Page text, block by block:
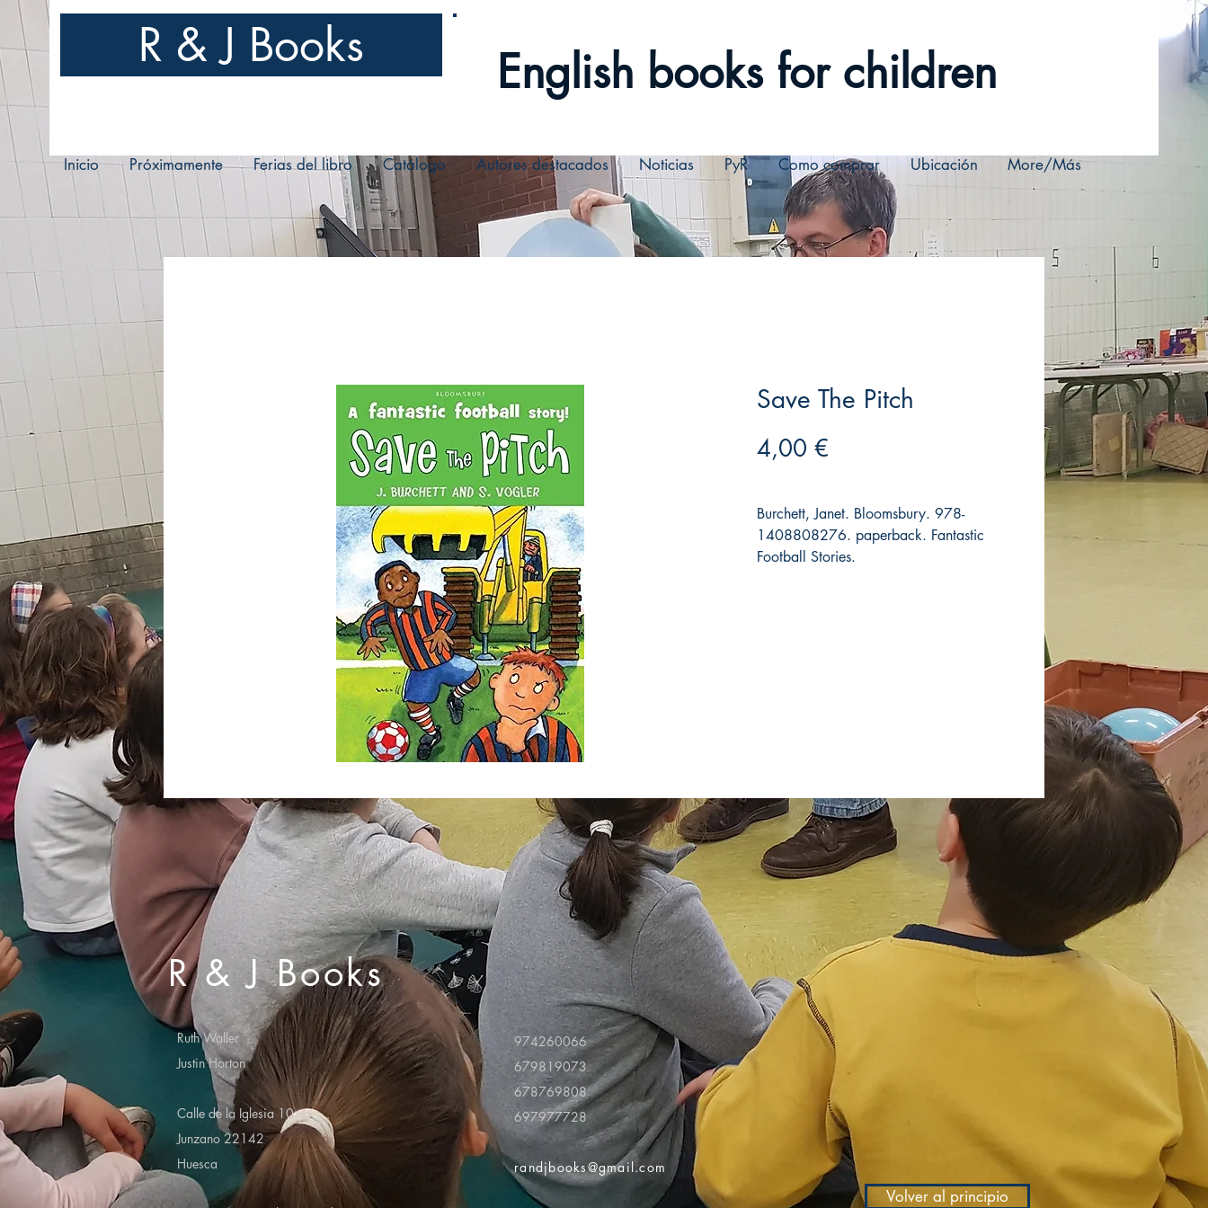
English books for children
R & J Books
Inicio Próximamente Ferias del libro Catálogo Autores destacados Noticias PyR Como comprar Ubicación More/Más
Save The Pitch
4,00 €
Burchett, Janet. Bloomsbury. 978-
1408808276. paperback. Fantastic
Football Stories.
R & J Books
Ruth Waller
Justin Horton
Calle de la Iglesia 10
Junzano 22142
Huesca
974260066
679819073
678769808
697977728
randjbooks@gmail.com
Volver al principio